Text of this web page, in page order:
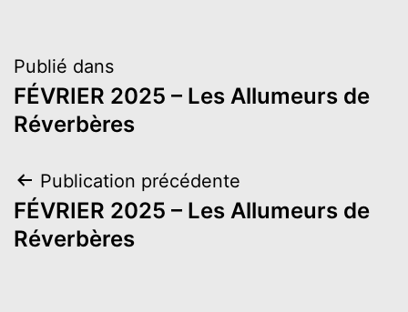
Navigation
de
Publié dans
FÉVRIER 2025 – Les Allumeurs de
Réverbères
Navigation
de
Publication précédente
FÉVRIER 2025 – Les Allumeurs de
Réverbères